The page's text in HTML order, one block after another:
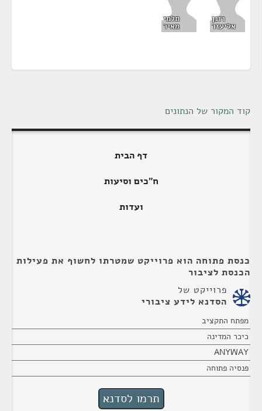
רונן
אליעזר
תלמי
מאיר
קוד המקור של הנתונים
דף הבית
ח"כים וסיעות
ועדות
כנסת פתוחה הוא פרוייקט שמטרתו לחשוף את פעילות
הכנסת לציבור
פרוייקט של
הסדנא לידע ציבורי
מפתח התקציב
כיכר המדינה
ANYWAY
פנסיה פתוחה